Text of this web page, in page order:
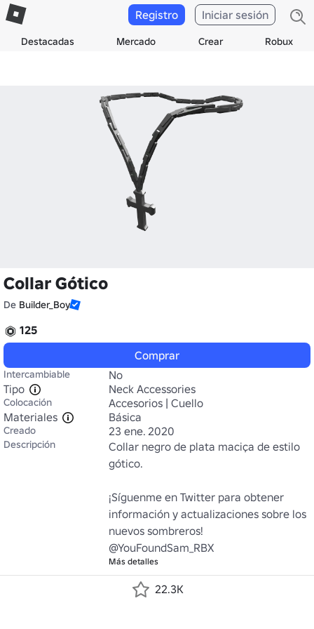
Destacadas Mercado Crear Robux
Registro Iniciar sesión
Collar Gótico
De Builder_Boy
125
Comprar
Intercambiable
No
Tipo
Neck Accessories
Colocación
Accesorios | Cuello
Materiales
Básica
Creado 23 ene. 2020
Descripción
Collar negro de plata maciça de estilo
gótico.
¡Síguenme en Twitter para obtener
información y actualizaciones sobre los
nuevos sombreros!
@YouFoundSam_RBX
Más detalles
22.3K